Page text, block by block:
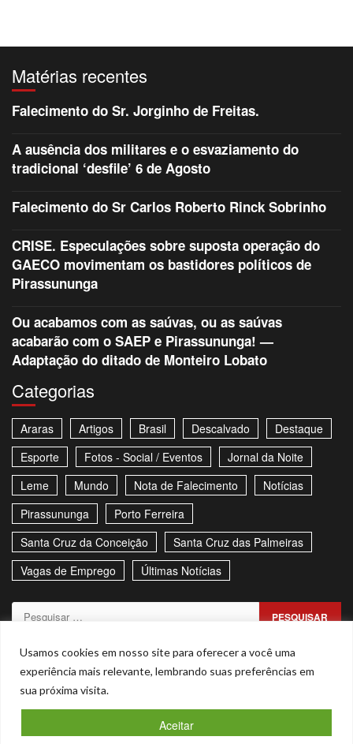
Usamos cookies em nosso site para oferecer a você uma
experiência mais relevante, lembrando suas preferências em
sua próxima visita.
Aceitar
Matérias recentes
Falecimento do Sr. Jorginho de Freitas.
A ausência dos militares e o esvaziamento do
tradicional ‘desfile’ 6 de Agosto
Falecimento do Sr Carlos Roberto Rinck Sobrinho
CRISE. Especulações sobre suposta operação do
GAECO movimentam os bastidores políticos de
Pirassununga
Ou acabamos com as saúvas, ou as saúvas
acabarão com o SAEP e Pirassununga! —
Adaptação do ditado de Monteiro Lobato
Categorias
Araras Artigos Brasil Descalvado
Destaque
Esporte
Fotos - Social / Eventos
Jornal da Noite
Leme
Mundo Nota de Falecimento
Notícias
Pirassununga
Porto Ferreira
Santa Cruz da Conceição
Santa Cruz das Palmeiras
Vagas de Emprego
Últimas Notícias
Pesquisar
Sitemap Política de Privacidade Contato
Stories
Facebook
Youtube